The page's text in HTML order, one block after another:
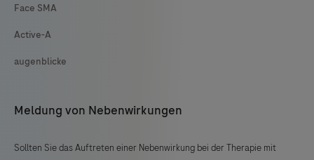
Face SMA
Active-A
augenblicke
Meldung von Nebenwirkungen
Sollten Sie das Auftreten einer Nebenwirkung bei der Therapie mit